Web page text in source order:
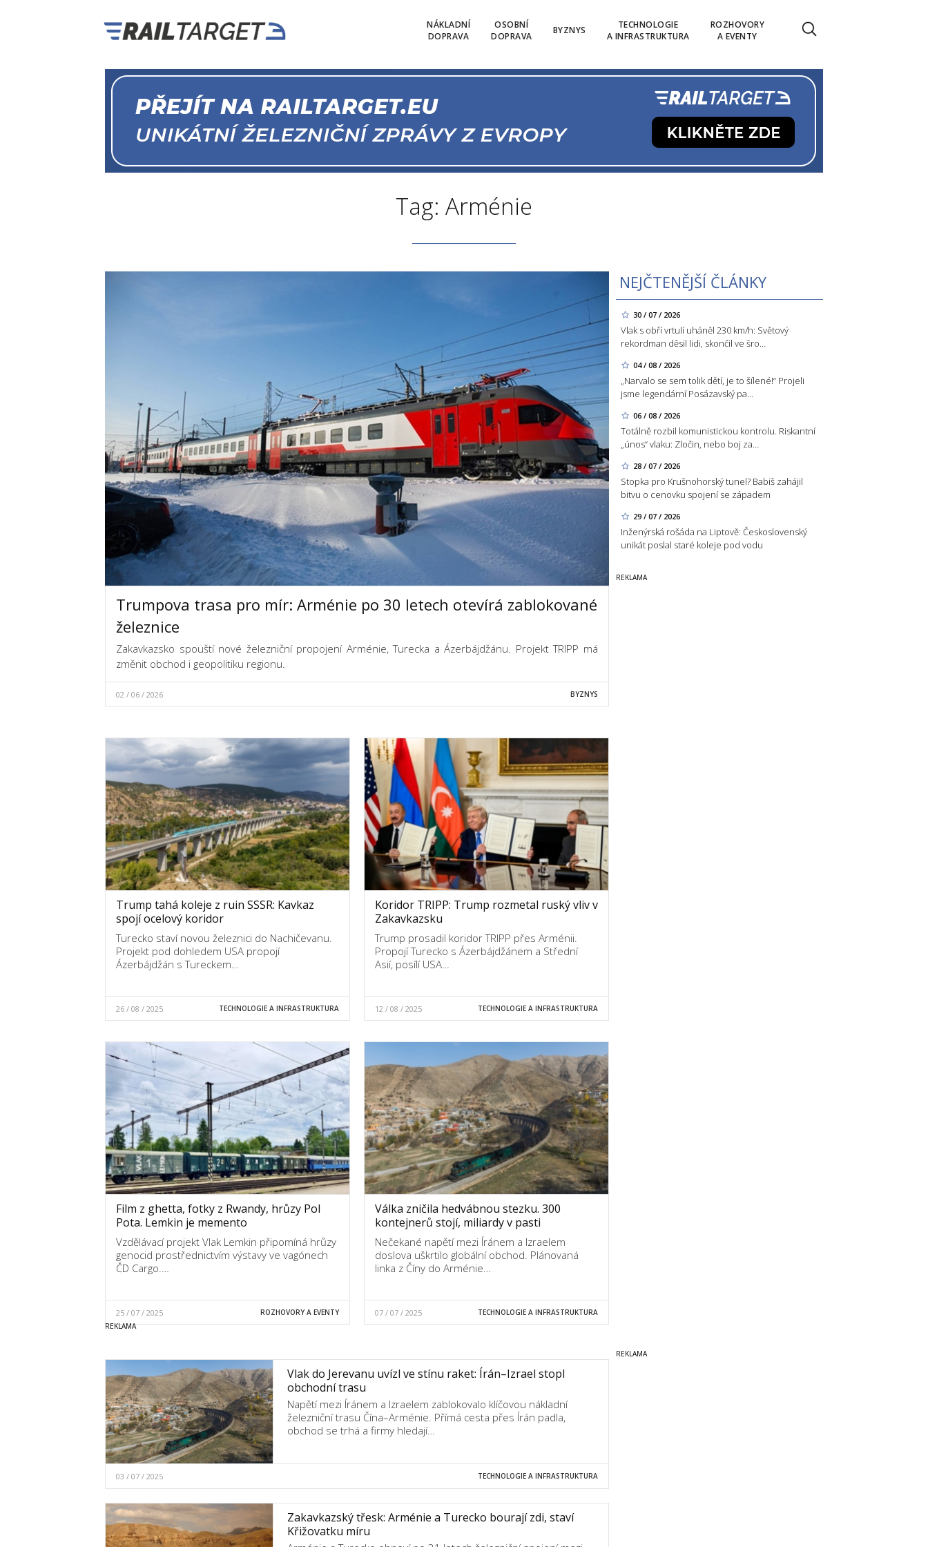
NÁKLADNÍ
DOPRAVA
OSOBNÍ
DOPRAVA
BYZNYS
TECHNOLOGIE
A INFRASTRUKTURA
ROZHOVORY
A EVENTY
Tag: Arménie
NEJČTENĚJŠÍ ČLÁNKY
30 / 07 / 2026
Vlak s obří vrtulí uháněl 230 km/h: Světový
rekordman děsil lidi, skončil ve šro…
04 / 08 / 2026
„Narvalo se sem tolik dětí, je to šílené!“ Projeli
jsme legendární Posázavský pa…
06 / 08 / 2026
Totálně rozbil komunistickou kontrolu. Riskantní
„únos“ vlaku: Zločin, nebo boj za…
28 / 07 / 2026
Stopka pro Krušnohorský tunel? Babiš zahájil
bitvu o cenovku spojení se západem
29 / 07 / 2026
Inženýrská rošáda na Liptově: Československý
unikát poslal staré koleje pod vodu
Trumpova trasa pro mír: Arménie po 30 letech otevírá zablokované
železnice
Zakavkazsko spouští nové železniční propojení Arménie, Turecka a Ázerbájdžánu. Projekt TRIPP má
změnit obchod i geopolitiku regionu.
02 / 06 / 2026 BYZNYS
Trump tahá koleje z ruin SSSR: Kavkaz
spojí ocelový koridor
Turecko staví novou železnici do Nachičevanu.
Projekt pod dohledem USA propojí
Ázerbájdžán s Tureckem…
26 / 08 / 2025 TECHNOLOGIE A INFRASTRUKTURA
Koridor TRIPP: Trump rozmetal ruský vliv v
Zakavkazsku
Trump prosadil koridor TRIPP přes Arménii.
Propojí Turecko s Ázerbájdžánem a Střední
Asií, posílí USA…
12 / 08 / 2025 TECHNOLOGIE A INFRASTRUKTURA
Film z ghetta, fotky z Rwandy, hrůzy Pol
Pota. Lemkin je memento
Vzdělávací projekt Vlak Lemkin připomíná hrůzy
genocid prostřednictvím výstavy ve vagónech
ČD Cargo.…
25 / 07 / 2025 ROZHOVORY A EVENTY
Válka zničila hedvábnou stezku. 300
kontejnerů stojí, miliardy v pasti
Nečekané napětí mezi Íránem a Izraelem
doslova uškrtilo globální obchod. Plánovaná
linka z Číny do Arménie…
07 / 07 / 2025 TECHNOLOGIE A INFRASTRUKTURA
Vlak do Jerevanu uvízl ve stínu raket: Írán–Izrael stopl
obchodní trasu
Napětí mezi Íránem a Izraelem zablokovalo klíčovou nákladní
železniční trasu Čína–Arménie. Přímá cesta přes Írán padla,
obchod se trhá a firmy hledají…
03 / 07 / 2025 TECHNOLOGIE A INFRASTRUKTURA
Zakavkazský třesk: Arménie a Turecko bourají zdi, staví
Křižovatku míru